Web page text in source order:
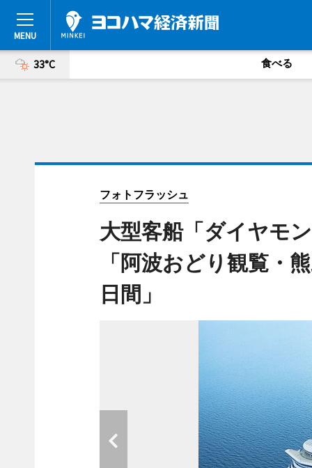
33°C 食べる
フォトフラッシュ
大型客船「ダイヤモ
「阿波おどり観覧・
日間」